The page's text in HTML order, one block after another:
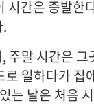
시간은 증발한
.
주말 시간은
일하다가 집
는 날은 처음